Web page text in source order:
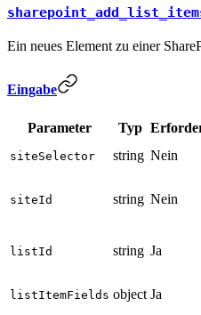
Ein neues Element zu einer
Eingabe
Parameter Typ
siteSelector string Nein
siteId string Nein
listId string Ja
listItemFields object Ja